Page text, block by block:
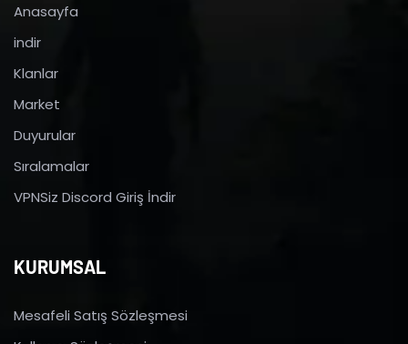
Anasayfa
indir
Klanlar
Market
Duyurular
Sıralamalar
VPNSiz Discord Giriş İndir
KURUMSAL
Mesafeli Satış Sözleşmesi